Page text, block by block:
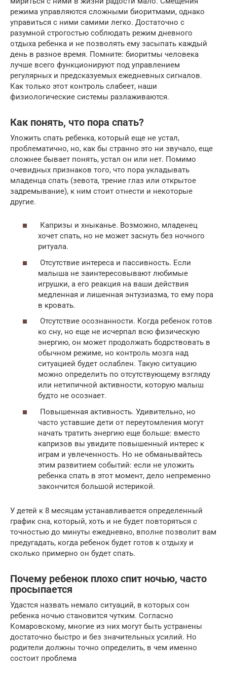
режима управляются сложными биоритмами, однако
управиться с ними самими легко. Достаточно с
разумной строгостью соблюдать режим дневного
отдыха ребенка и не позволять ему засыпать каждый
день в разное время. Помните: биоритмы человека
лучше всего функционируют под управлением
регулярных и предсказуемых ежедневных сигналов.
Как только этот контроль слабеет, наши
физиологические системы разлаживаются.
Как понять, что пора спать?
Уложить спать ребенка, который еще не устал,
проблематично, но, как бы странно это ни звучало, еще
сложнее бывает понять, устал он или нет. Помимо
очевидных признаков того, что пора укладывать
младенца спать (зевота, трение глаз или открытое
задремывание), к ним стоит отнести и некоторые
другие.
Капризы и хныканье. Возможно, младенец
хочет спать, но не может заснуть без ночного
ритуала.
Отсутствие интереса и пассивность. Если
малыша не заинтересовывают любимые
игрушки, а его реакция на ваши действия
медленная и лишенная энтузиазма, то ему пора
в кровать.
Отсутствие осознанности. Когда ребенок готов
ко сну, но еще не исчерпал всю физическую
энергию, он может продолжать бодрствовать в
обычном режиме, но контроль мозга над
ситуацией будет ослаблен. Такую ситуацию
можно определить по отсутствующему взгляду
или нетипичной активности, которую малыш
будто не осознает.
Повышенная активность. Удивительно, но
часто уставшие дети от переутомления могут
начать тратить энергию еще больше: вместо
капризов вы увидите повышенный интерес к
играм и увлеченность. Но не обманывайтесь
этим развитием событий: если не уложить
ребенка спать в этот момент, дело непременно
закончится большой истерикой.
У детей к 8 месяцам устанавливается определенный
график сна, который, хоть и не будет повторяться с
точностью до минуты ежедневно, вполне позволит вам
предугадать, когда ребенок будет готов к отдыху и
сколько примерно он будет спать.
Почему ребенок плохо спит ночью, часто
просыпается
Удастся назвать немало ситуаций, в которых сон
ребенка ночью становится чутким. Согласно
Комаровскому, многие из них могут быть устранены
достаточно быстро и без значительных усилий. Но
родители должны точно определить, в чем именно
состоит проблема